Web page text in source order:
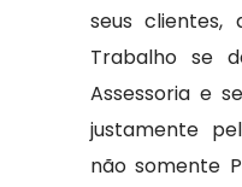
seus clientes,
Trabalho se
Assessoria e
justamente
não somente